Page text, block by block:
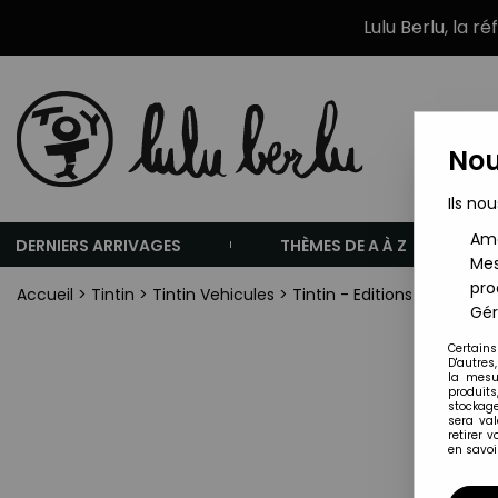
Lulu Berlu, la
DERNIERS ARRIVAGES THÈMES DE A À Z
Accueil > Tintin > Tintin Vehicules > Tintin - Editions Atlas -
Ils
la
sera
retirer
en